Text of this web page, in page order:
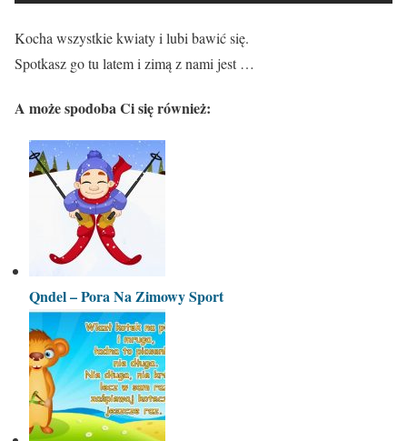
Kocha wszystkie kwiaty i lubi bawić się.
Spotkasz go tu latem i zimą z nami jest …
A może spodoba Ci się również:
Qndel – Pora Na Zimowy Sport